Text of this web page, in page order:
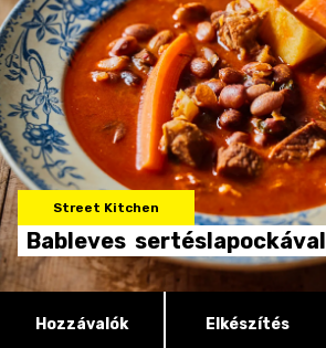
Street Kitchen
Bableves sertéslapockával
Hozzávalók Elkészítés